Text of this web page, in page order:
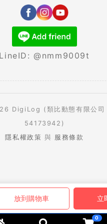
放到購物車 立
LineID: @nmm9009t
DigiLog (類比動態有限公司
54173942)
隱私權政策 與 服務條款
0